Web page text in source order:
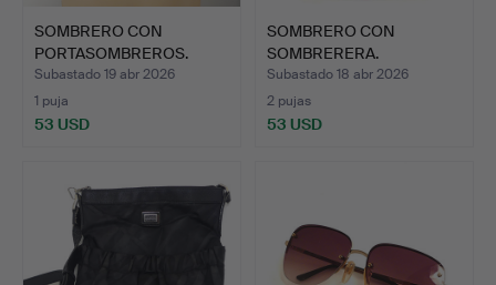
SOMBRERO CON
PORTASOMBREROS.
Subastado 19 abr 2026
1 puja
53 USD
SOMBRERO CON
SOMBRERERA.
Subastado 18 abr 2026
2 pujas
53 USD